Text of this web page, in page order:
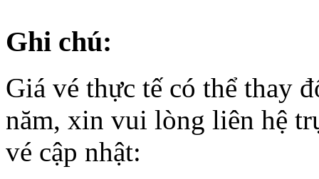
Ghi chú:
Giá vé thực tế có thể thay
năm, xin vui lòng liên hệ
vé cập nhật: